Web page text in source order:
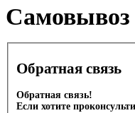
Cамовывоз
Обратная связь
Обратная связь!
Если хотите